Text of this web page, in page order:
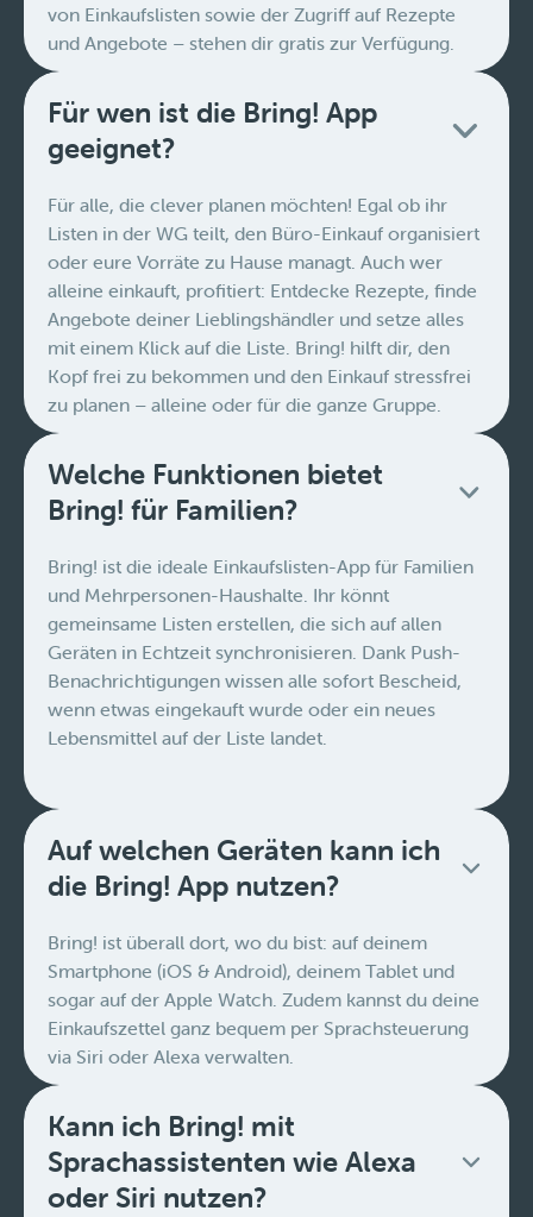
von Einkaufslisten sowie der Zugriff auf Rezepte
und Angebote – stehen dir gratis zur Verfügung.
Für wen ist die Bring! App
geeignet?
Für alle, die clever planen möchten! Egal ob ihr
Listen in der WG teilt, den Büro-Einkauf organisiert
oder eure Vorräte zu Hause managt. Auch wer
alleine einkauft, profitiert: Entdecke Rezepte, finde
Angebote deiner Lieblingshändler und setze alles
mit einem Klick auf die Liste. Bring! hilft dir, den
Kopf frei zu bekommen und den Einkauf stressfrei
zu planen – alleine oder für die ganze Gruppe.
Welche Funktionen bietet
Bring! für Familien?
Bring! ist die ideale Einkaufslisten-App für Familien
und Mehrpersonen-Haushalte. Ihr könnt
gemeinsame Listen erstellen, die sich auf allen
Geräten in Echtzeit synchronisieren. Dank Push-
Benachrichtigungen wissen alle sofort Bescheid,
wenn etwas eingekauft wurde oder ein neues
Lebensmittel auf der Liste landet.
Auf welchen Geräten kann ich
die Bring! App nutzen?
Bring! ist überall dort, wo du bist: auf deinem
Smartphone (iOS & Android), deinem Tablet und
sogar auf der Apple Watch. Zudem kannst du deine
Einkaufszettel ganz bequem per Sprachsteuerung
via Siri oder Alexa verwalten.
Kann ich Bring! mit
Sprachassistenten wie Alexa
oder Siri nutzen?